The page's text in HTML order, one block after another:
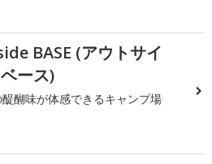
BASE (アウトサイ
ース)
醍醐味が体感できるキャンプ場